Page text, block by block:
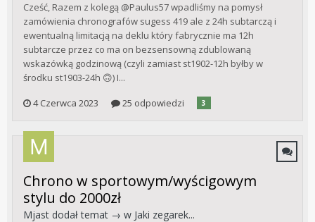
Cześć, Razem z kolegą @Paulus57 wpadliśmy na pomysł
zamówienia chronografów sugess 419 ale z 24h subtarczą i
ewentualną limitacją na deklu który fabrycznie ma 12h
subtarcze przez co ma on bezsensowną zdublowaną
wskazówką godzinową (czyli zamiast st1902-12h byłby w
środku st1903-24h 🙃) I...
4 Czerwca 2023
25 odpowiedzi 3
Chrono w sportowym/wyścigowym
stylu do 2000zł
Mjast dodał temat → w Jaki zegarek...